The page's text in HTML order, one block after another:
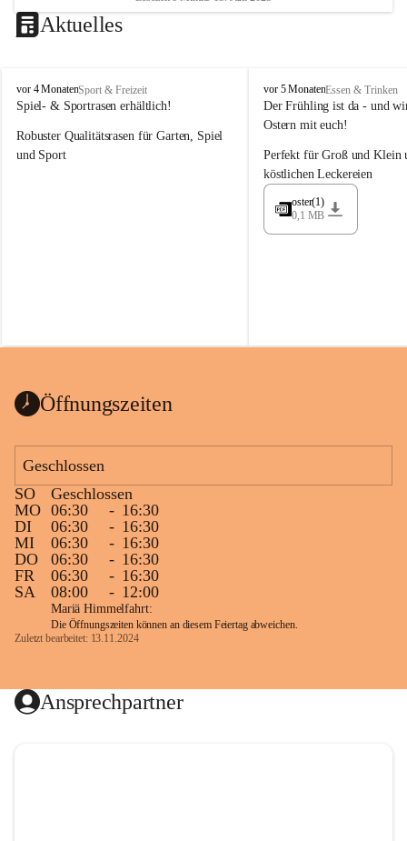
Aktuelles
M
a
e
r
vor 4 MonatenSport & Freizeit
Spiel- & Sportrasen erhältlich!
Robuster Qualitätsrasen für Garten, Spiel
und Sport
M
a
y
r
G
ü
e
vor 5 MonatenEssen & Trinken
Der Frühling ist da - und
Ostern mit euch!
Perfekt für Groß und Klein
köstlichen Leckereien
oster(1)
0,1 MB
Öffnungszeiten
Geschlossen
SO
Geschlossen
MO 06:30 - 16:30
DI
06:30 - 16:30
MI
06:30 - 16:30
DO
06:30 - 16:30
FR
06:30 - 16:30
SA
08:00 - 12:00
Mariä Himmelfahrt:
Die Öffnungszeiten können an diesem Feiertag abweichen.
Zuletzt bearbeitet: 13.11.2024
Ansprechpartner